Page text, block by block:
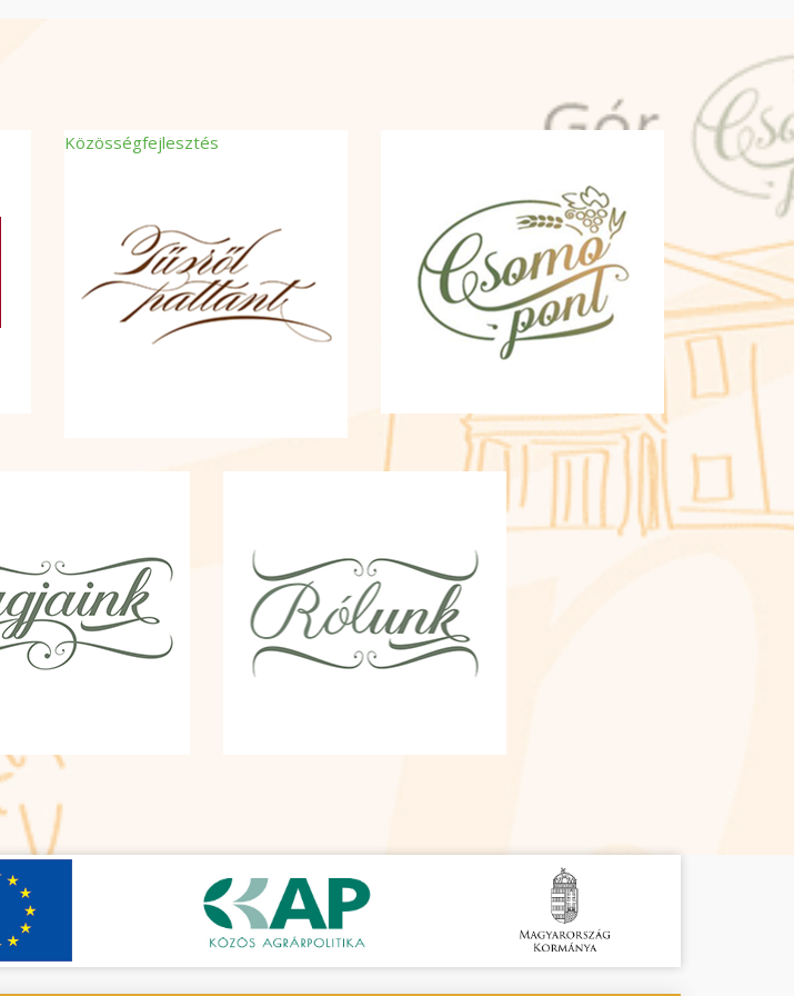
Közösségfejlesztés
Térségi civil összefogást és tenni
akarást erősítő EFOP
pályázatunk